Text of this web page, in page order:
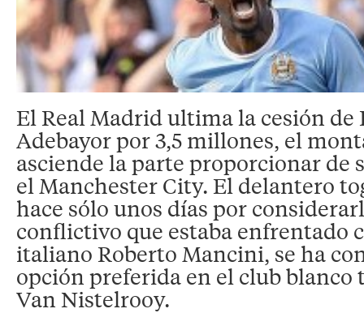
El Real Madrid ultima la cesión de
Adebayor por 3,5 millones, el
asciende la parte proporcionar de
el Manchester City. El delantero
hace sólo unos días por
conflictivo que estaba enfrentado
italiano Roberto Mancini, se ha
opción preferida en el club blanco
Van Nistelrooy.